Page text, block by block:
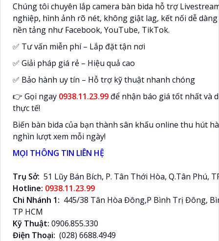
Chúng tôi chuyên lắp camera bàn bida hỗ trợ
nghiệp, hình ảnh rõ nét, không giật lag, kết nối dễ
nền tảng như Facebook, YouTube, TikTok.
✅ Tư vấn miễn phí – Lắp đặt tận nơi
✅ Giải pháp giá rẻ – Hiệu quả cao
✅ Bảo hành uy tín – Hỗ trợ kỹ thuật nhanh chóng
👉 Gọi ngay 0938.11.23.99 để nhận báo giá tốt nhất và
thực tế!
Biến bàn bida của bạn thành sân khấu online thu hút
nghìn lượt xem mỗi ngày!
MỌI THÔNG TIN LIÊN HỆ
Trụ Sở: 51 Lũy Bán Bích, P. Tân Thới Hòa, Q.Tân Phú,
Hotline: 0938.11.23.99
Chi Nhánh 1: 445/38 Tân Hòa Đông,P Bình Trị Đông,
TP HCM
Kỹ Thuật: 0906.855.330
Điện Thoại: (028) 6688.4949